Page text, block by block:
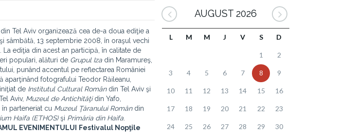
din Tel Aviv organizează cea de-a doua ediţie a
sâmbătă, 13 septembrie 2008, în oraşul vechi
ediţia din acest an participă, în calitate de
populari, alături de Grupul Iza din Maramureş,
punând accentul pe reflectarea României
fotografului Teodor Răileanu,
de Institutul Cultural Romândin Tel Aviv şi
Aviv, Muzeul de Antichităţidin Yafo,
în parteneriat cu Muzeul Ţăranului Romândin
Haifa (ETHOS)şi Primăria din Haifa
EVENIMENTULUI
Festivalul Nopţile
AUGUST 2026
L M M J V S D
1 2
3 4 5 6 7 8 9
10 11 12 13 14 15 16
17 18 19 20 21 22 23
24 25 26 27 28 29 30